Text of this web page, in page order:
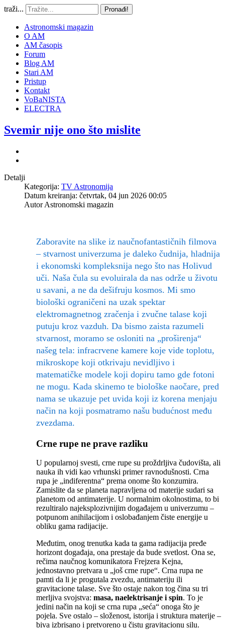
traži... Pronađi!
Astronomski magazin
O AM
AM časopis
Forum
Blog AM
Stari AM
Pristup
Kontakt
VoBaNISTA
ELECTRA
Svemir nije ono što mislite
Detalji
Kategorija: TV Astronomija
Datum kreiranja: četvrtak, 04 jun 2026 00:05
AutorAstronomski magazin
Zaboravite na slike iz naučnofantastičnih filmova
– stvarnost univerzuma je daleko čudnija, hladnija
i ekonomski kompleksnija nego što nas Holivud
uči. Naša čula su evoluirala da nas održe u životu
u savani, a ne da dešifruju kosmos. Mi smo
biološki ograničeni na uzak spektar
elektromagnetnog zračenja i zvučne talase koji
putuju kroz vazduh. Da bismo zaista razumeli
stvarnost, moramo se osloniti na „proširenja“
našeg tela: infracrvene kamere koje vide toplotu,
mikroskope koji otkrivaju nevidljivo i
matematičke modele koji dopiru tamo gde fotoni
ne mogu. Kada skinemo te biološke naočare, pred
nama se ukazuje pet uvida koji iz korena menjaju
način na koji posmatramo našu budućnost među
zvezdama.
Crne rupe ne prave razliku
U popularnoj svesti, crne rupe su proždrljiva čudovišta, ali
nauka ih vidi kao vrhunski primer ravnodušnosti. Crna
rupa je „indiferentna“ prema onome što konzumira.
Zamislite da se planeta napravljena od materije sudari sa
planetom od antimaterije. U normalnim okolnostima, to bi
rezultiralo najeksplozivnijim događajem u univerzumu –
potpunom anihilacijom i oslobađanjem čiste energije u
obliku gama radijacije.
Međutim, onog trenutka kada ta gama radijacija pređe
horizont događaja, ona prestaje da bude svetlost. Ona se,
rečima naučnog komunikatora Frejzera Kejna,
jednostavno pretvara u „još crne rupe“. Crna rupa ne
pamti da li je progutala zvezdu, antimateriju ili
gravitacione talase. Sve što ostaje nakon tog čina su tri
merljiva svojstva: masa, naelektrisanje i spin. To je
jedini način na koji se crna rupa „seća“ onoga što je
pojela. Sve ostalo – složenost, istorija i struktura materije –
biva izbrisano i pretvoreno u čistu gravitacionu silu.